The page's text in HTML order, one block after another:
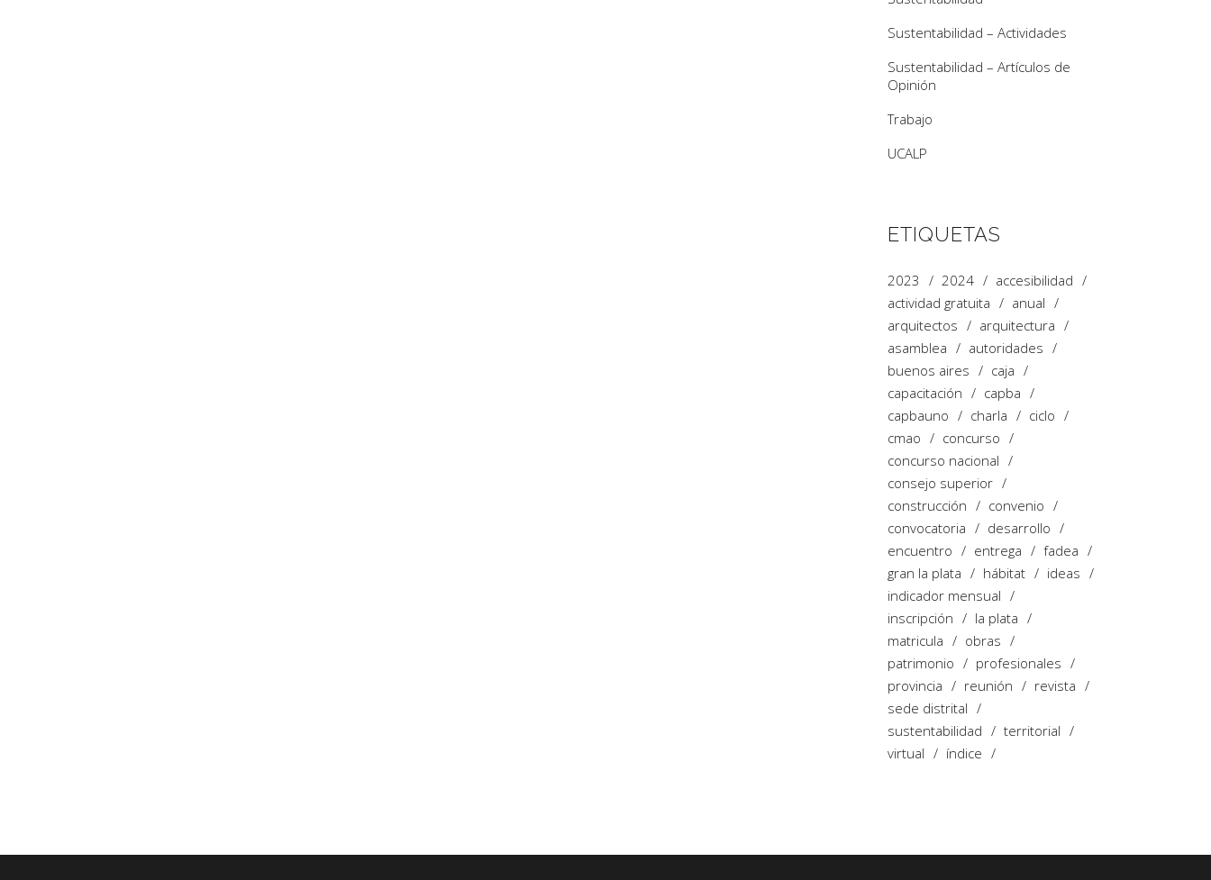
Sustentabilidad – Actividades
Sustentabilidad – Artículos de
Opinión
Trabajo
UCALP
ETIQUETAS
2023 2024
accesibilidad
actividad gratuita
anual
arquitectos
arquitectura
asamblea
autoridades
buenos aires
caja
capacitación
capba
capbauno
charla
ciclo
cmao
concurso
concurso nacional
consejo superior
construcción
convenio
convocatoria
desarrollo
encuentro
entrega
fadea
gran la plata
hábitat
ideas
indicador mensual
inscripción
la plata
matricula
obras
patrimonio
profesionales
provincia
reunión
revista
sede distrital
sustentabilidad
territorial
virtual
índice